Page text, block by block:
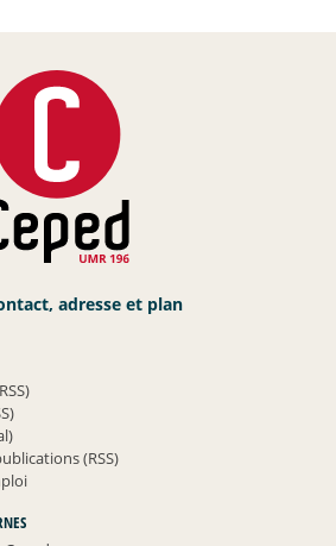
adresse et plan
(RSS)